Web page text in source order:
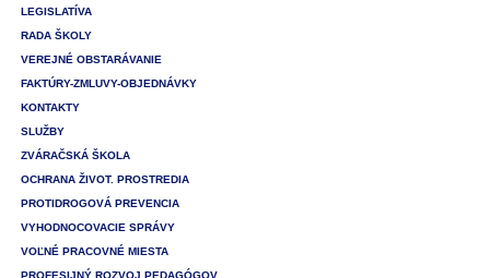
LEGISLATÍVA
RADA ŠKOLY
VEREJNÉ OBSTARÁVANIE
FAKTÚRY-ZMLUVY-OBJEDNÁVKY
KONTAKTY
SLUŽBY
ZVÁRAČSKÁ ŠKOLA
OCHRANA ŽIVOT. PROSTREDIA
PROTIDROGOVÁ PREVENCIA
VYHODNOCOVACIE SPRÁVY
VOĽNÉ PRACOVNÉ MIESTA
PROFESIJNÝ ROZVOJ PEDAGÓGOV